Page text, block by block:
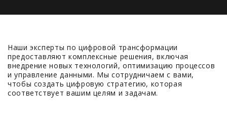
Наши эксперты по цифровой трансформации
предоставляют комплексные решения, включая
внедрение новых технологий, оптимизацию процессов
и управление данными. Мы сотрудничаем с вами,
чтобы создать цифровую стратегию, которая
соответствует вашим целям и задачам.